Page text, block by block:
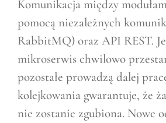
Komunikacja między
pomocą niezależnych
RabbitMQ) oraz API REST.
mikroserwis chwilowo
pozostałe prowadzą dalej
kolejkowania gwarantuje, że
nie zostanie zgubiona. Nowe